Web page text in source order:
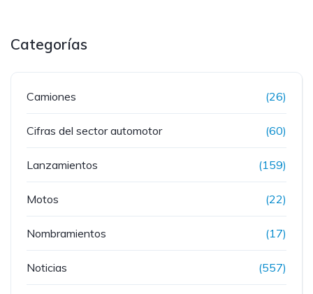
Categorías
Camiones (26)
Cifras del sector automotor (60)
Lanzamientos (159)
Motos (22)
Nombramientos (17)
Noticias (557)